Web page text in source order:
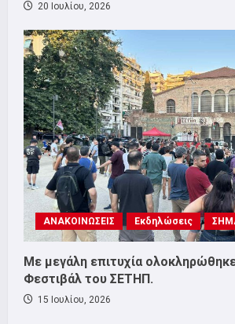
20 Ιουλίου, 2026
ΑΝΑΚΟΙΝΩΣΕΙΣ Εκδηλώσεις
Με μεγάλη επιτυχία
Φεστιβάλ του ΣΕΤΗΠ.
15 Ιουλίου, 2026